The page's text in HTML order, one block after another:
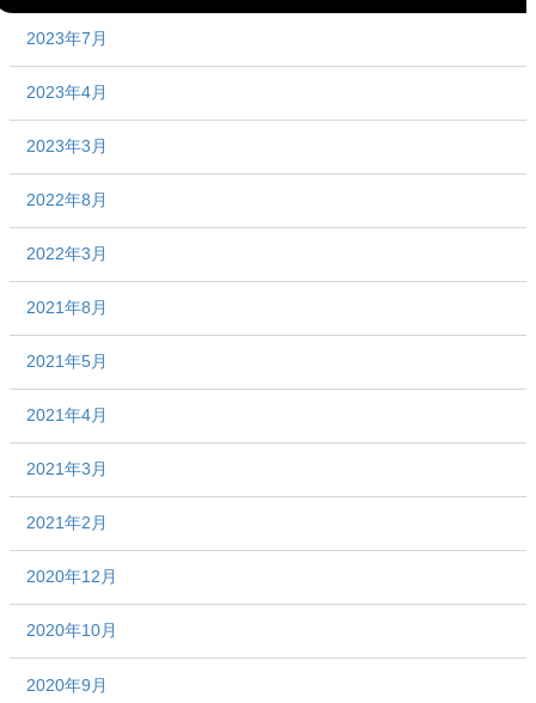
2023年7月
2023年4月
2023年3月
2022年8月
2022年3月
2021年8月
2021年5月
2021年4月
2021年3月
2021年2月
2020年12月
2020年10月
2020年9月